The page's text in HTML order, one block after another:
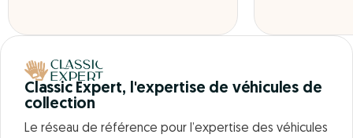
Classic Expert, l'expertise de véhicules de
collection
Le réseau de référence pour l’expertise des véhicules